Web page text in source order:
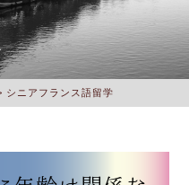
シニアフランス語留学